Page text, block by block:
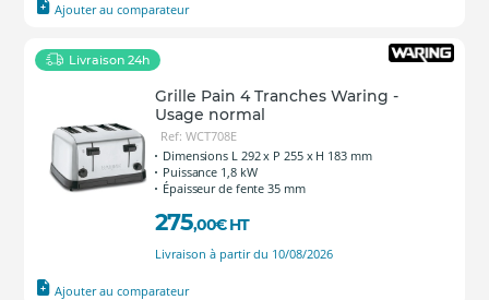
Ajouter au comparateur
Livraison 24h
Grille Pain 4 Tranches Waring -
Usage normal
Ref: WCT708E
Dimensions L 292 x P 255 x H 183 mm
Puissance 1,8 kW
Épaisseur de fente 35 mm
275,00€ HT
Livraison à partir du 10/08/2026
Ajouter au comparateur